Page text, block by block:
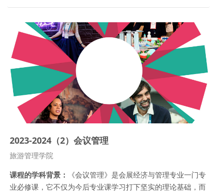
2023-2024（2）会议管理
Course category
旅游管理学院
课程的学科背景：
《会议管理》是会展经济与管理专业一门专
业必修课，它不仅为今后专业课学习打下坚实的理论基础，而